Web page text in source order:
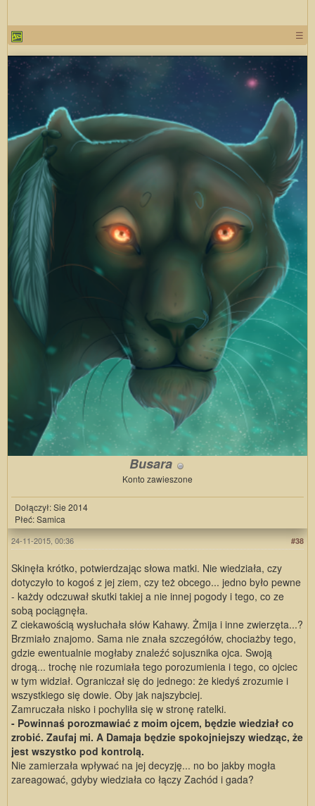
☰
Busara
Konto zawieszone
Dołączył: Sie 2014
Płeć: Samica
#38
24-11-2015, 00:36
Skinęła krótko, potwierdzając słowa matki. Nie wiedziała, czy
dotyczyło to kogoś z jej ziem, czy też obcego... jedno było pewne
- każdy odczuwał skutki takiej a nie innej pogody i tego, co ze
sobą pociągnęła.
Z ciekawością wysłuchała słów Kahawy. Żmija i inne zwierzęta...?
Brzmiało znajomo. Sama nie znała szczegółów, chociażby tego,
gdzie ewentualnie mogłaby znaleźć sojusznika ojca. Swoją
drogą... trochę nie rozumiała tego porozumienia i tego, co ojciec
w tym widział. Ograniczał się do jednego: że kiedyś zrozumie i
wszystkiego się dowie. Oby jak najszybciej.
Zamruczała nisko i pochyliła się w stronę ratelki.
- Powinnaś porozmawiać z moim ojcem, będzie wiedział co
zrobić. Zaufaj mi. A Damaja będzie spokojniejszy wiedząc, że
jest wszystko pod kontrolą.
Nie zamierzała wpływać na jej decyzję... no bo jakby mogła
zareagować, gdyby wiedziała co łączy Zachód i gada?